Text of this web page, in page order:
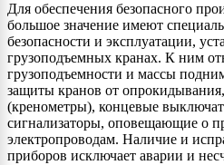
Для обеспечения безопасного
большое значение имеют
безопасности и эксплуатации,
грузоподъемных кранах. К ним
грузоподъемности и массы
защиты кранов от
(кренометры), концевые
сигнализаторы, оповещающие о
электропроводам. Наличие и
приборов исключает аварии и